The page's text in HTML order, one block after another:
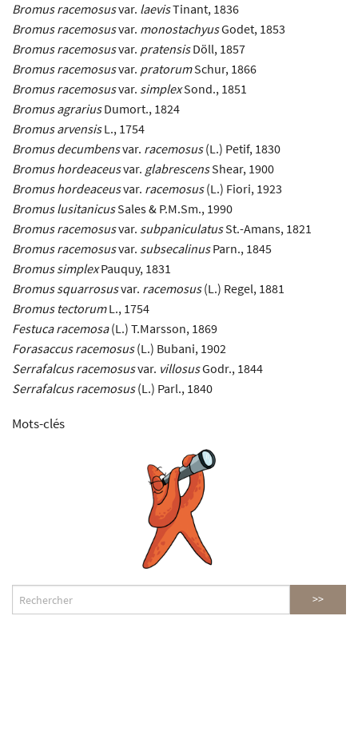
Bromus racemosusvar. laevisTinant, 1836
Bromus racemosusvar. monostachyusGodet, 1853
Bromus racemosusvar. pratensisDöll, 1857
Bromus racemosusvar. pratorumSchur, 1866
Bromus racemosusvar. simplexSond., 1851
Bromus agrariusDumort., 1824
Bromus arvensisL., 1754
Bromus decumbensvar. racemosus(L.) Petif, 1830
Bromus hordeaceusvar. glabrescensShear, 1900
Bromus hordeaceusvar. racemosus(L.) Fiori, 1923
Bromus lusitanicusSales & P.M.Sm., 1990
Bromus racemosusvar. subpaniculatusSt.-Amans, 1821
Bromus racemosusvar. subsecalinusParn., 1845
Bromus simplexPauquy, 1831
Bromus squarrosusvar. racemosus(L.) Regel, 1881
Bromus tectorumL., 1754
Festuca racemosa(L.) T.Marsson, 1869
Forasaccus racemosus(L.) Bubani, 1902
Serrafalcus racemosusvar. villosusGodr., 1844
Serrafalcus racemosus(L.) Parl., 1840
Mots-clés